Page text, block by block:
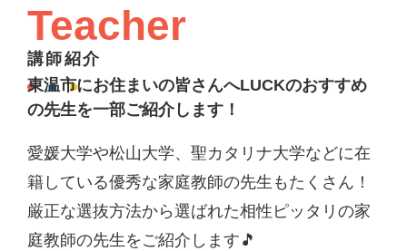
Teacher
講師紹介
東温市にお住まいの皆さんへLUCKのおすすめ
の先生を一部ご紹介します！
愛媛大学や松山大学、聖カタリナ大学などに在
籍している優秀な家庭教師の先生もたくさん！
厳正な選抜方法から選ばれた相性ピッタリの家
庭教師の先生をご紹介します🎵